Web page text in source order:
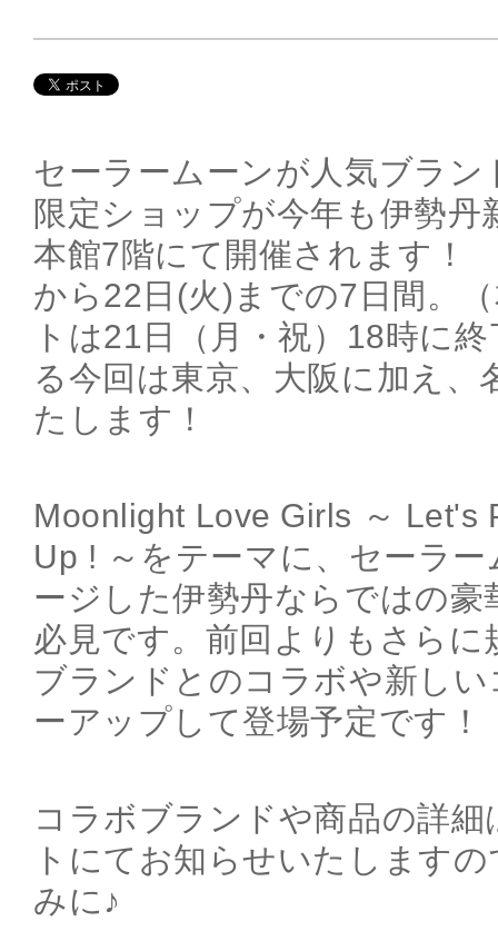
セーラームーンが人気ブラ
限定ショップが今年も伊勢
本館7階にて開催されます！
から22日(火)までの7日間。
トは21日（月・祝）18時に
る今回は東京、大阪に加え、
たします！
Moonlight Love Girls ～ Let's
Up ! ～をテーマに、セーラ
ージした伊勢丹ならではの
必見です。前回よりもさらに
ブランドとのコラボや新し
ーアップして登場予定です！
コラボブランドや商品の詳
トにてお知らせいたします
みに♪